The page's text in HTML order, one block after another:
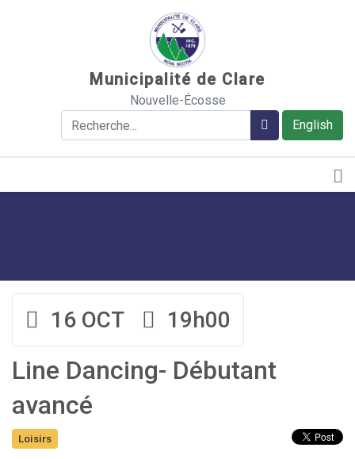
Municipalité de Clare
Nouvelle-Écosse
English
Rechercher Rechercher
16 OCT 19h00
Line Dancing- Débutant
avancé
Loisirs